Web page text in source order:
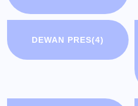
DEWAN PRES(4)